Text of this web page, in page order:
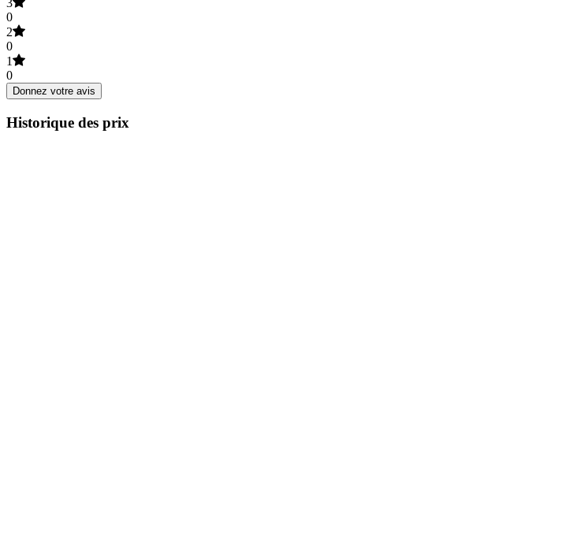
3
0
2
0
1
0
Donnez votre avis
Historique des prix